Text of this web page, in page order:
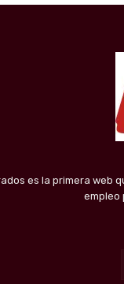
es la primera web
empleo